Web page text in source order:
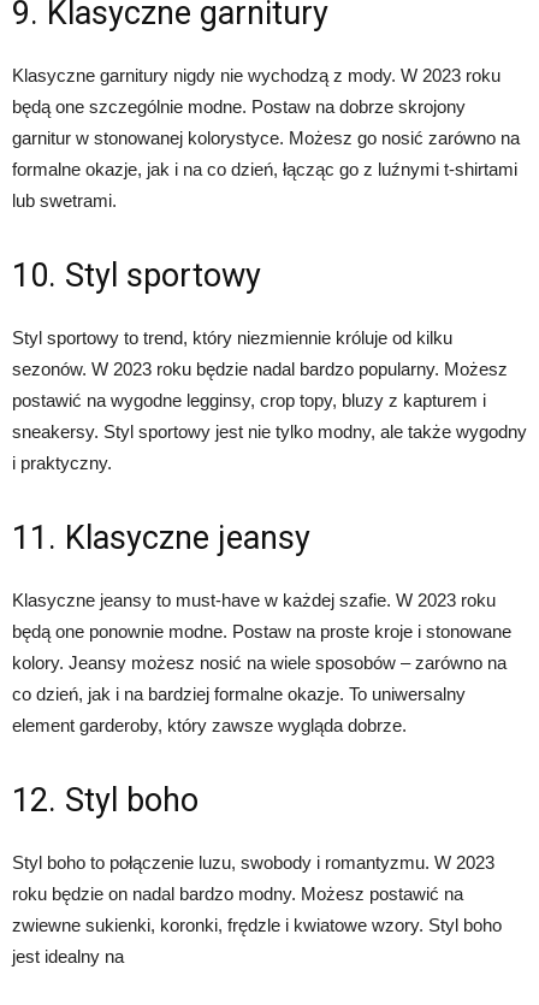
9. Klasyczne garnitury
Klasyczne garnitury nigdy nie wychodzą z mody. W 2023 roku
będą one szczególnie modne. Postaw na dobrze skrojony
garnitur w stonowanej kolorystyce. Możesz go nosić zarówno na
formalne okazje, jak i na co dzień, łącząc go z luźnymi t-shirtami
lub swetrami.
10. Styl sportowy
Styl sportowy to trend, który niezmiennie króluje od kilku
sezonów. W 2023 roku będzie nadal bardzo popularny. Możesz
postawić na wygodne legginsy, crop topy, bluzy z kapturem i
sneakersy. Styl sportowy jest nie tylko modny, ale także wygodny
i praktyczny.
11. Klasyczne jeansy
Klasyczne jeansy to must-have w każdej szafie. W 2023 roku
będą one ponownie modne. Postaw na proste kroje i stonowane
kolory. Jeansy możesz nosić na wiele sposobów – zarówno na
co dzień, jak i na bardziej formalne okazje. To uniwersalny
element garderoby, który zawsze wygląda dobrze.
12. Styl boho
Styl boho to połączenie luzu, swobody i romantyzmu. W 2023
roku będzie on nadal bardzo modny. Możesz postawić na
zwiewne sukienki, koronki, frędzle i kwiatowe wzory. Styl boho
jest idealny na